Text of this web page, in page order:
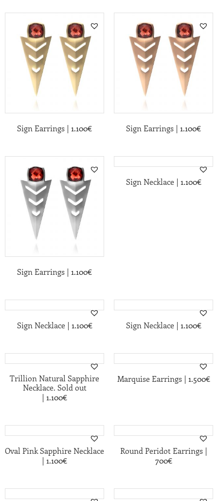
Sign Earrings | 1.100€ Sign Earrings | 1.100€
Sign Earrings | 1.100€
Sign Necklace | 1.100€
Sign Necklace | 1.100€ Sign Necklace | 1.100€
Trillion Natural Sapphire
Necklace. Sold out
| 1.100€
Marquise Earrings | 1.500€
Oval Pink Sapphire Necklace
| 1.100€
Round Peridot Earrings |
700€